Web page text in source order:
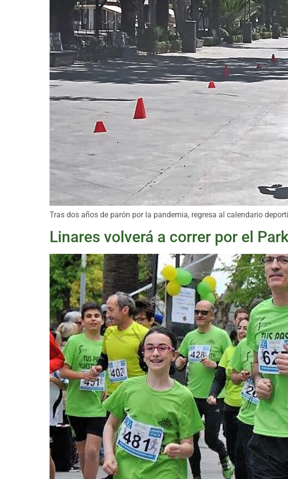
Tras dos años de parón por la pandemia, regresa al calendario
Linares volverá a correr por el